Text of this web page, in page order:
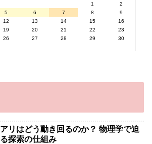
1
2
5 6 7 8
9
12 13 14 15
16
19 20 21 22
23
26 27 28 29
30
アリはどう動き回るのか？ 物理学で迫
る探索の仕組み